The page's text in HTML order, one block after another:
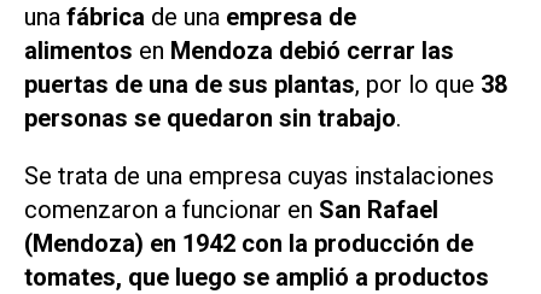
una fábrica de una empresa de
alimentos en Mendoza debió cerrar las
puertas de una de sus plantas, por lo que 38
personas se quedaron sin trabajo.
Se trata de una empresa cuyas instalaciones
comenzaron a funcionar en San Rafael
(Mendoza) en 1942 con la producción de
tomates, que luego se amplió a productos